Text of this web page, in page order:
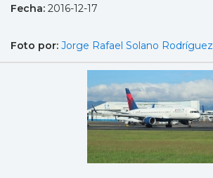
Fecha: 2016-12-17
Foto por: Jorge Rafael Solano Rodríguez